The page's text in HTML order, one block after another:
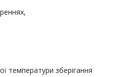
температури зберігання